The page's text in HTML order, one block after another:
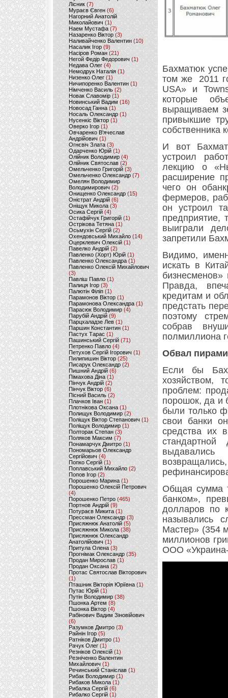
Лісник (7)
Мураєв Євген(6)
Нагорний Анатолій
Миколайович (1)
Наем Мустафа (7)
Назаренко Віктор (3)
Наливайченко Валентин (10)
Насалик Ігор(9)
Насіров Роман (21)
Негой Федір Федорович(1)
Недава Олег(4)
Немодрук Наталія(1)
Низенко Олег (1)
Ничипоренко Валентин (1)
Німченко Василь (2)
Новак Славомір (1)
Новинський Вадим (16)
Новосад Ганна (1)
Носаль Олександр (1)
Нусенкіс Віктор (1)
Оверко Ігор (1)
Овчаренко В'ячеслав
Андрійович(1)
Огнєвіч Злата (3)
Одарченко Юрій(1)
Олійник Володимир (4)
Олійник Святослав (2)
Омельченко Григорій (3)
Омельченко Олександр(7)
Омелян Володимир
Володимирович (2)
Онищенко Олександр (15)
Оністрат Андрій (6)
Оніщук Микола (3)
Осика Сергій(4)
Остафійчук Григорій(1)
Острікова Тетяна (1)
Осьмухін Сергій (2)
Охендовський Михайло (14)
Оцерклевич Олексій (1)
Павелко Андрій (2)
Павленко (Хорт) Юрій (1)
Павленко Олександра (1)
Павленко Олексій Михайлович
(3)
Павліш Павло(1)
Палиця Ігор (3)
Палютін Філіп(1)
Парамонов Віктор (1)
Парамонова Олександра(1)
Парасюк Володимир(4)
Парубій Андрій (9)
Парцхаладзе Лев (1)
Паршин Константин(1)
Пастух Тарас (1)
Пашинський Сергій (71)
Петренко Павло (4)
Петухов Сергій Ігорович (1)
Пилипишин Віктор(25)
Писарук Олександр(2)
Пишний Андрій (6)
Пімахова Діна(1)
Пінчук Андрій(2)
Пінчук Віктор (6)
Пісний Василь (2)
Плачков Іван(1)
Плотнікова Оксана (1)
Полищук Володимир(2)
Поліщук Віктор Степанович(1)
Поліщук Володимир (1)
Полторак Степан(3)
Поляков Максим (7)
Понамарчук Дмитро (1)
Пономарьов Олександр
Сергійович(4)
Попко Сергій (1)
Поплавський Михайло (2)
Попов Ігор(2)
Порошенко Марина (1)
Порошенко Олексій Петрович
(4)
Порошенко Петро (465)
Портнов Андрій (9)
Потураєв Микита(1)
Прессман Олександр(3)
Присяжнюк Анатолій (5)
Присяжнюк Микола (38)
Присяжнюк Олександр
Анатолійович (1)
Притула Олена (3)
Прогнімак Олександр(35)
Продан Мирослав(1)
Продан Оксана (2)
Протас Святослав Вікторович
(1)
Пташник Вікторія Юріївна (1)
Путас Юрій (1)
Путін Володимир(38)
Пшонка Артем (8)
Пшонка Віктор(4)
Рабінович Вадим Зіновійович
(6)
Разумков Дмитро (3)
Райнін Ігор(5)
Ратніков Дмитро (1)
Рачук Олег (1)
Резніков Олексій(1)
Резніченко Валентин
Михайлович (1)
Речинський Станіслав (1)
Рибак Володимир(1)
Рибаков Микола(1)
Рибалка Сергій (6)
Рибалко Сергій (1)
Бахматюк
том же 2011
USA» и
которые
выращиваем
привыкшие
собственника
И вот
устроил
лекцию о
расширение
чего он
фермеров,
он устроил
предприятие,
выиграли
запретили
Видимо,
искать в
Правда,
кредитам и
предстать
поэтому
собрав
полмиллиона
Обвал
Если бы
хозяйством,
проблем:
порошок, да и
были только
свои банки
средства их
Общая сумма
банком»,
долларов по
назывались
Мастер» (354
миллионов
ООО